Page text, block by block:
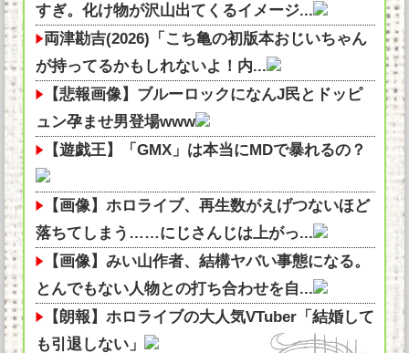
すぎ。化け物が沢山出てくるイメージ...
両津勘吉(2026)「こち亀の初版本おじいちゃん
が持ってるかもしれないよ！内...
【悲報画像】ブルーロックになんJ民とドッピ
ュン孕ませ男登場www
【遊戯王】「GMX」は本当にMDで暴れるの？
【画像】ホロライブ、再生数がえげつないほど
落ちてしまう……にじさんじは上がっ...
【画像】みい山作者、結構ヤバい事態になる。
とんでもない人物との打ち合わせを自...
【朗報】ホロライブの大人気VTuber「結婚して
も引退しない」